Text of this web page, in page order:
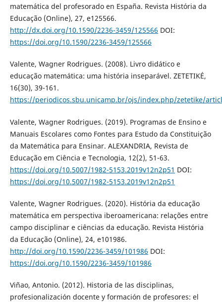
matemática del profesorado en España. Revista História da
Educação (Online), 27, e125566.
http://dx.doi.org/10.1590/2236-3459/125566 DOI:
https://doi.org/10.1590/2236-3459/125566
Valente, Wagner Rodrigues. (2008). Livro didático e
educação matemática: uma história inseparável. ZETETIKÉ,
16(30), 39-161.
https://periodicos.sbu.unicamp.br/ojs/index.php/zetetike/
Valente, Wagner Rodrigues. (2019). Programas de Ensino e
Manuais Escolares como Fontes para Estudo da Constituição
da Matemática para Ensinar. ALEXANDRIA, Revista de
Educação em Ciência e Tecnologia, 12(2), 51-63.
https://doi.org/10.5007/1982-5153.2019v12n2p51 DOI:
https://doi.org/10.5007/1982-5153.2019v12n2p51
Valente, Wagner Rodrigues. (2020). História da educação
matemática em perspectiva iberoamericana: relações entre
campo disciplinar e ciências da educação. Revista História
da Educação (Online), 24, e101986.
http://doi.org/10.1590/2236-3459/101986 DOI:
https://doi.org/10.1590/2236-3459/101986
Viñao, Antonio. (2012). Historia de las disciplinas,
profesionalización docente y formación de profesores: el